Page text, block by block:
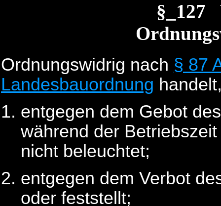
§_127
Ordnungswidrig nach § 87
Landesbauordnung
entgegen dem Gebot
während der
nicht beleuchtet;
entgegen dem Verbot
oder feststellt;